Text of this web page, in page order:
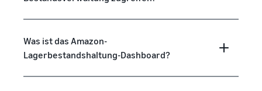
Was ist das Amazon-
Lagerbestandshaltung-Dashboard?